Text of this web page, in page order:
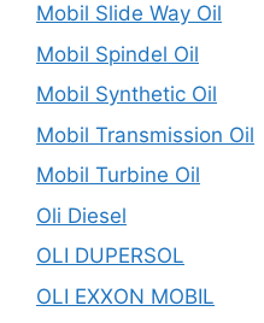
Mobil Slide Way Oil
Mobil Spindel Oil
Mobil Synthetic Oil
Mobil Transmission Oil
Mobil Turbine Oil
Oli Diesel
OLI DUPERSOL
OLI EXXON MOBIL